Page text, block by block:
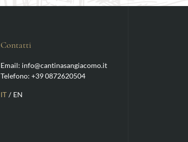
Contatti
Email: info@cantinasangiacomo.it
Telefono: +39 0872620504
IT EN